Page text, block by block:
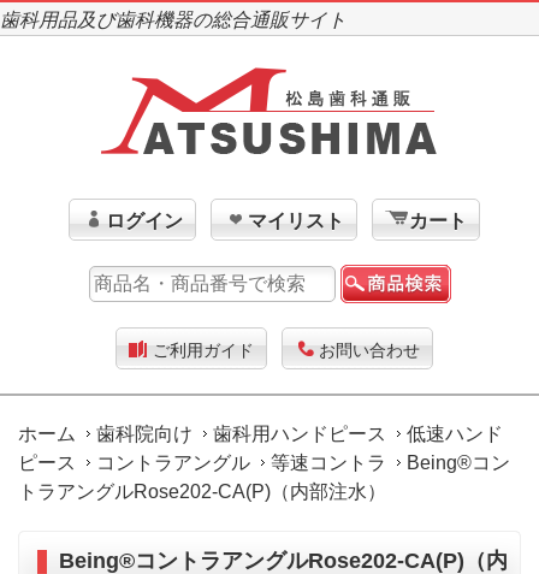
歯科用品及び歯科機器の総合通販サイト
ログイン マイリスト カート
ご利用ガイド お問い合わせ
ホーム 歯科院向け 歯科用ハンドピース
低速ハンド
ピース
コントラアングル 等速コントラ
Being®コン
トラアングルRose202-CA(P)（内部注水）
Being®コントラアングルRose202-CA(P)（内